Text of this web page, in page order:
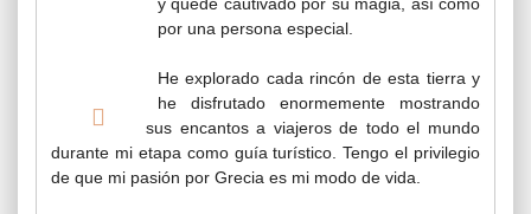
y quedé cautivado por su magia, así como
por una persona especial.
He explorado cada rincón de esta tierra y
he disfrutado enormemente mostrando
sus encantos a viajeros de todo el mundo
durante mi etapa como guía turístico. Tengo el privilegio
de que mi pasión por Grecia es mi modo de vida.